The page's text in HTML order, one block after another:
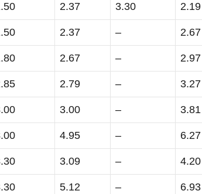
2.37 3.30 2.19
2.37 – 2.67
2.67 – 2.97
2.79 – 3.27
3.00 – 3.81
4.95 – 6.27
3.09 – 4.20
5.12 – 6.93